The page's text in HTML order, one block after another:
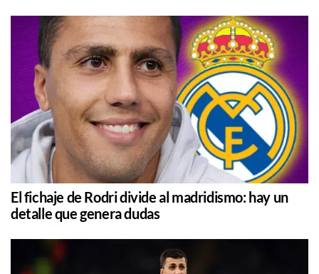
El fichaje de Rodri divide al madridismo: hay un
detalle que genera dudas